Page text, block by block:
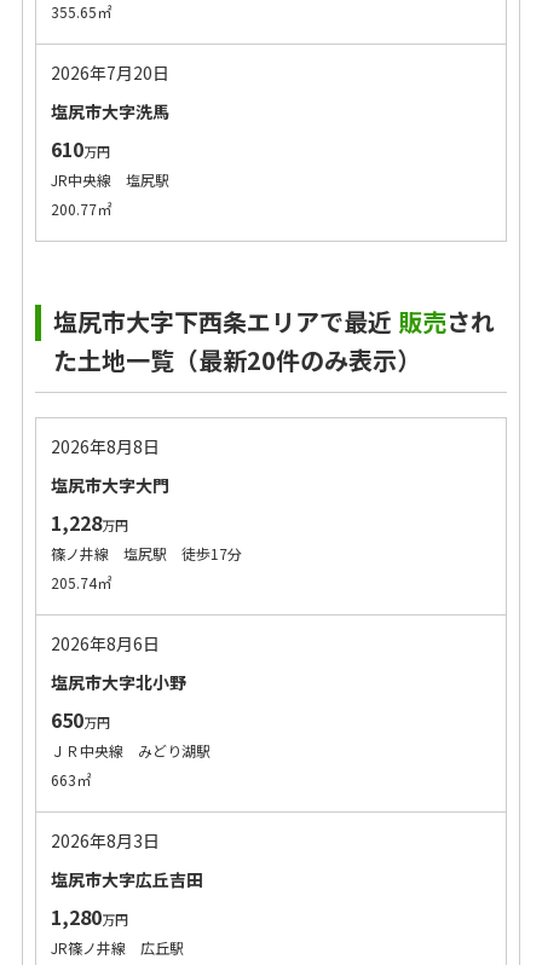
355.65㎡
2026年7月20日
塩尻市大字洗馬
610万円
JR中央線 塩尻駅
200.77㎡
塩尻市大字下西条エリアで最近 販売され
た土地一覧（最新20件のみ表示）
2026年8月8日
塩尻市大字大門
1,228万円
篠ノ井線 塩尻駅 徒歩17分
205.74㎡
2026年8月6日
塩尻市大字北小野
650万円
ＪＲ中央線 みどり湖駅
663㎡
2026年8月3日
塩尻市大字広丘吉田
1,280万円
JR篠ノ井線 広丘駅